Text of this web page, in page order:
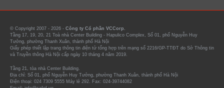
© Copyright 2007 - 2026 - Công ty Cổ phần VCCorp.
Tầng 17, 19, 20, 21 Toà nhà Center Building - Hapulico Complex, Số 01, phố Nguyễn Huy
Tưởng, phường Thanh Xuân, thành phố Hà Nội
Giấy phép thiết lập trang thông tin điện tử tổng hợp trên mạng số 2216/GP-TTĐT do Sở Thông tin
và Truyền thông Hà Nội cấp ngày 10 tháng 4 năm 2019.
Tầng 21, tòa nhà Center Building.
Địa chỉ: Số 01, phố Nguyễn Huy Tưởng, phường Thanh Xuân, thành phố Hà Nội
Điện thoại: 024 7309 5555 Máy lẻ 292. Fax: 024-39744082